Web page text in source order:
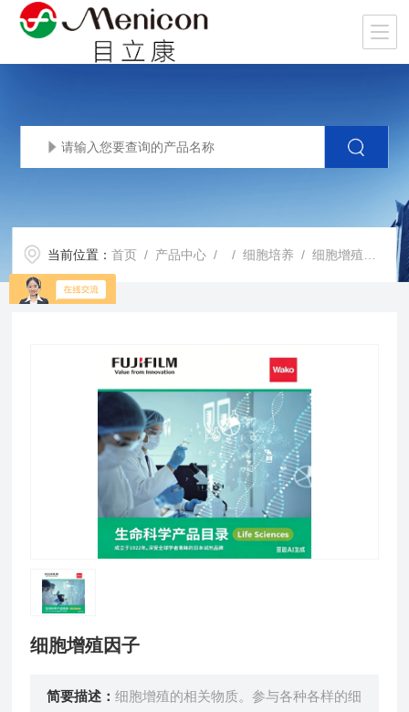
当前位置：首页 / 产品中心 / /细胞培养 / 细胞增殖因子
细胞增殖因子
简要描述：细胞增殖的相关物质。参与各种各样的细